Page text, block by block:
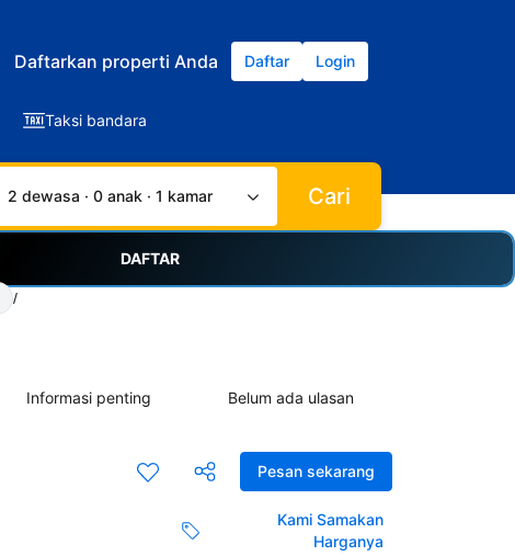
Daftarkan properti Anda Daftar Login
Taksi bandara
2 dewasa · 0 anak · 1 kamar Cari
DAFTAR
/
Informasi penting Belum ada ulasan
Pesan sekarang
Kami Samakan
Harganya